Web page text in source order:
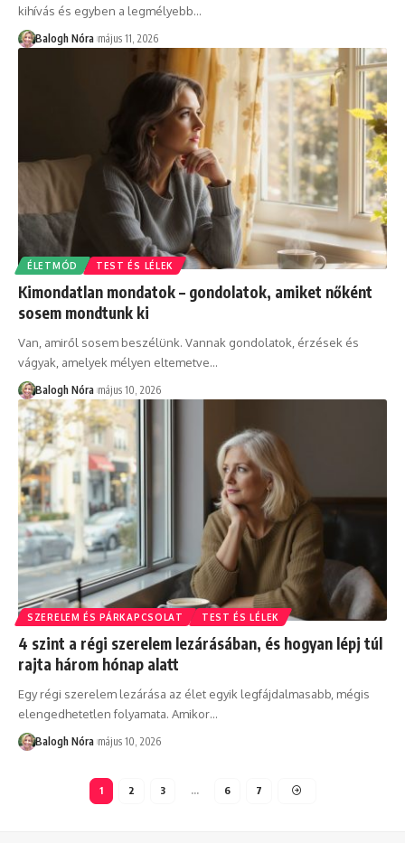
kihívás és egyben a legmélyebb…
Balogh Nóra május 11, 2026
ÉLETMÓD TEST ÉS LÉLEK
Kimondatlan mondatok – gondolatok, amiket nőként
sosem mondtunk ki
Van, amiről sosem beszélünk. Vannak gondolatok, érzések és
vágyak, amelyek mélyen eltemetve…
Balogh Nóra május 10, 2026
SZERELEM ÉS PÁRKAPCSOLAT TEST ÉS LÉLEK
4 szint a régi szerelem lezárásában, és hogyan lépj túl
rajta három hónap alatt
Egy régi szerelem lezárása az élet egyik legfájdalmasabb, mégis
elengedhetetlen folyamata. Amikor…
Balogh Nóra május 10, 2026
1 2 3 … 6 7